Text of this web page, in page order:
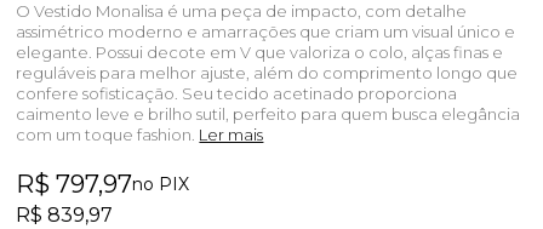
O Vestido Monalisa é uma peça de impacto, com detalhe
assimétrico moderno e amarrações que criam um visual único e
elegante. Possui decote em V que valoriza o colo, alças finas e
reguláveis para melhor ajuste, além do comprimento longo que
confere sofisticação. Seu tecido acetinado proporciona
caimento leve e brilho sutil, perfeito para quem busca elegância
com um toque fashion. Ler mais
R$ 797,97no PIX
R$ 839,97